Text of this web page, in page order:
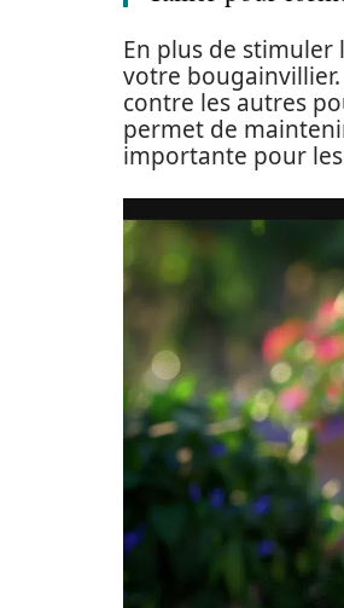
En plus de
votre
contre les autres
permet de
importante pour